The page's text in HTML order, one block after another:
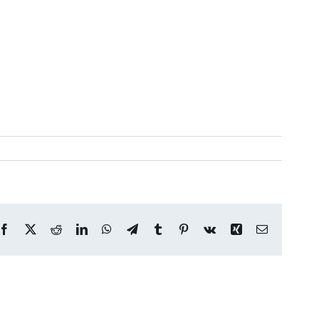
Facebook
X RedditLinkedInWhatsApp
TelegramTumblr Pinterest
Vk Xing Correo